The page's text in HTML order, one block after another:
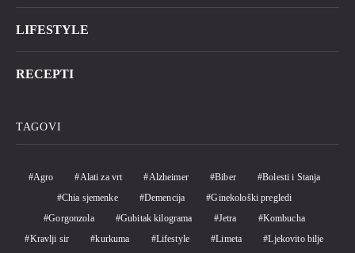
LIFESTYLE
RECEPTI
TAGOVI
Agro Alati za vrt Alzheimer Biber
Bolesti i Stanja
Chia sjemenke
Demencija
Ginekološki pregledi
Gorgonzola
Gubitak kilograma Jetra
Kombucha
Kravlji sir
kurkuma Lifestyle Limeta
Ljekovito bilje